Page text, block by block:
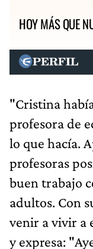
HOY MÁS QUE
"Cristina
profesora de
lo que hacía.
profesoras
buen trabajo
adultos. Con
venir a vivir a
y expresa: